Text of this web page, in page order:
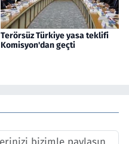
Terörsüz Türkiye yasa teklifi
Komisyon'dan geçti